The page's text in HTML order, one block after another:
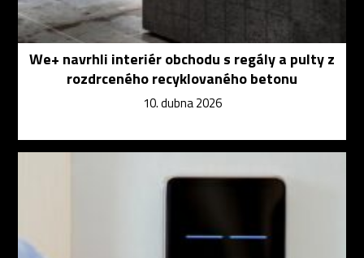
We+ navrhli interiér obchodu s regály a pulty z
rozdrceného recyklovaného betonu
10. dubna 2026